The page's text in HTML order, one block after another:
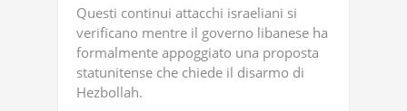
Questi continui attacchi israeliani si
verificano mentre il governo libanese ha
formalmente appoggiato una proposta
statunitense che chiede il disarmo di
Hezbollah.